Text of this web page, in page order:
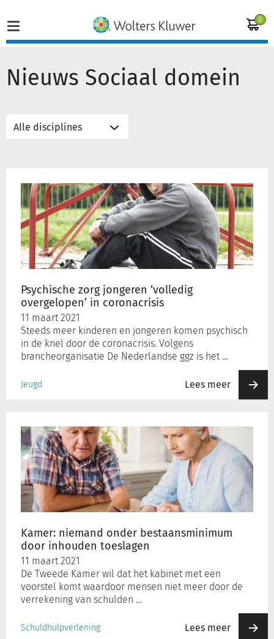
0
Vakgebieden
Producten
Opleidingen
Juridisch advies
Registreren
Nieuws Sociaal domein
Psychische zorg jongeren ‘volledig
overgelopen’ in coronacrisis
11 maart 2021
Steeds meer kinderen en jongeren komen psychisch
in de knel door de coronacrisis. Volgens
brancheorganisatie De Nederlandse ggz is het …
Jeugd Lees meer
zorg
jongeren
‘volledig
overgelopen’
coronacrisis
Kamer: niemand onder bestaansminimum
door inhouden toeslagen
11 maart 2021
De Tweede Kamer wil dat het kabinet met een
voorstel komt waardoor mensen niet meer door de
verrekening van schulden …
Schuldhulpverlening Lees meer
niemand
onder
bestaansminimum
door
inhouden
toeslagen